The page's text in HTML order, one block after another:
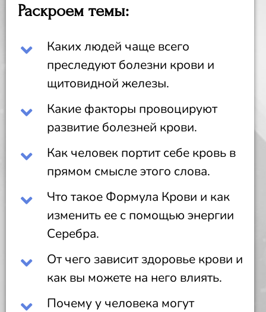
Раскроем темы:
Каких людей чаще всего
преследуют болезни крови и
щитовидной железы.
Какие факторы провоцируют
развитие болезней крови.
Как человек портит себе кровь в
прямом смысле этого слова.
Что такое Формула Крови и как
изменить ее с помощью энергии
Серебра.
От чего зависит здоровье крови и
как вы можете на него влиять.
Почему у человека могут